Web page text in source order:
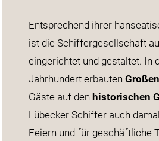
Entsprechend ihrer
ist die Schiffergesellschaft
eingerichtet und gestaltet. In
Jahrhundert erbauten
Gäste auf denhistorischen
Lübecker Schiffer auch
Feiern und für geschäftliche